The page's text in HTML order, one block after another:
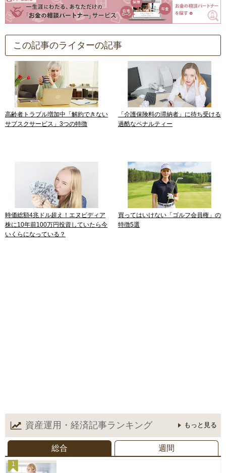
この記事のライターの記事
高齢者トラブル増加中「解約できない
サブスクサービス」3つの特徴
「介護保険料の滞納者」に待ち受ける
過酷なペナルティー
時価総額4兆ドル超え！エヌビディア
株に10年前100万円投資していたら今
いくらになっている？
買ってはいけない「ゴルフ会員権」の
特徴5選
資産運用・経済記事ランキング もっと見る
総合 週間
1